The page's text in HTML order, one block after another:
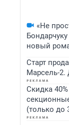
«Не
новый
Старт
Марсель-2.
Скидка
(только до